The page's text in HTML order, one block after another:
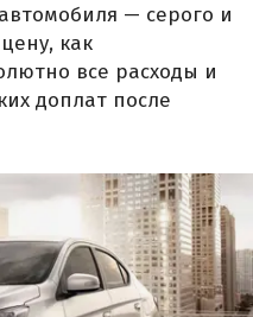
— серого и
как
все расходы и
доплат после